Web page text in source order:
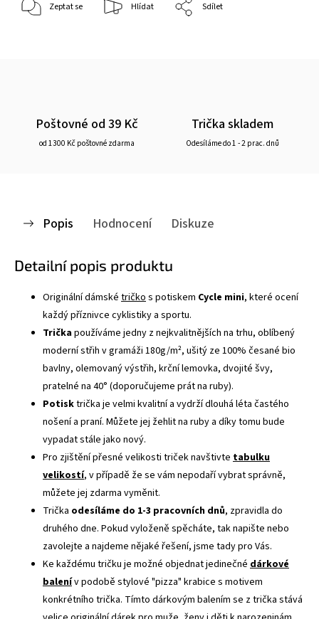
Zeptat se Hlídat Sdílet
Poštovné od 39 Kč
od 1300 Kč poštovné zdarma
Trička skladem
Odesíláme do 1 - 2 prac. dnů
Popis Hodnocení Diskuze
Detailní popis produktu
Originální dámské tričko s potiskem Cycle mini, které ocení
každý příznivce cyklistiky a sportu.
Tričkapoužíváme jedny z nejkvalitnějších na trhu, oblíbený
moderní střih v gramáži 180g/m², ušitý ze 100% česané bio
bavlny, olemovaný výstřih, krční lemovka, dvojité švy,
pratelné na 40° (doporučujeme prát na ruby).
Potisktrička je velmi kvalitní a vydrží dlouhá léta častého
nošení a praní. Můžete jej žehlit na ruby a díky tomu bude
vypadat stále jako nový.
Pro zjištění přesné velikosti triček navštivte tabulku
velikostí, v případě že se vám nepodaří vybrat správně,
můžete jej zdarma vyměnit.
Trička odesíláme do 1-3 pracovních dnů, zpravidla do
druhého dne. Pokud vyloženě spěcháte, tak napište nebo
zavolejte a najdeme nějaké řešení, jsme tady pro Vás.
Ke každému tričku je možné objednat jedinečné dárkové
balenív podobě stylové "pizza" krabice s motivem
konkrétního trička. Tímto dárkovým balením se z trička stává